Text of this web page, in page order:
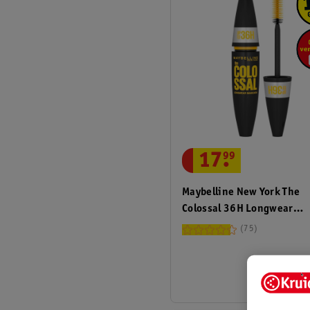
Maybelline New York The
Colossal 36H Longwear
Waterproof Mascara
17.
99
75